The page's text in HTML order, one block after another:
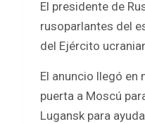
ce
b
o
o
k
tt
er
at
s
p
p
El presidente de
rusoparlantes del
del Ejército
El anuncio llegó en
puerta a Moscú
Lugansk para